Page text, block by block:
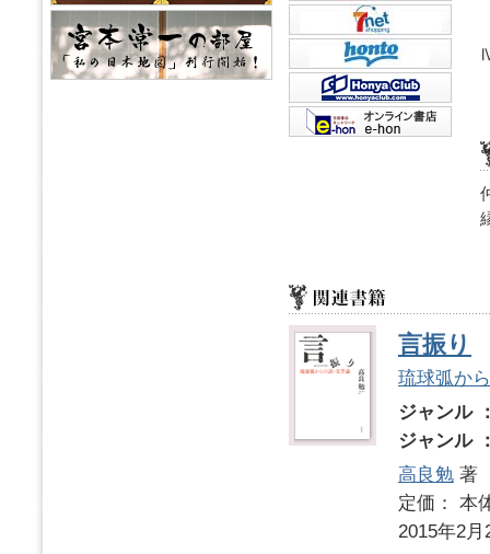
言振り
琉球弧か
ジャンル
ジャンル
高良勉 著
定価：
2015年2月